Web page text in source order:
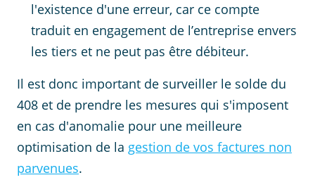
l'existence d'une erreur, car ce compte
traduit en engagement de l’entreprise envers
les tiers et ne peut pas être débiteur.
Il est donc important de surveiller le solde du
408 et de prendre les mesures qui s'imposent
en cas d'anomalie pour une meilleure
optimisation de la gestion de vos factures non
parvenues.